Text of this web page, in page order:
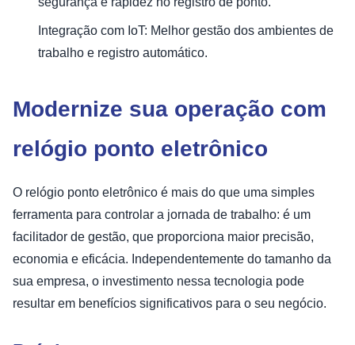
Integração com IoT: Melhor gestão dos ambientes de
trabalho e registro automático.
Modernize sua operação com
relógio ponto eletrônico
O relógio ponto eletrônico é mais do que uma simples
ferramenta para controlar a jornada de trabalho: é um
facilitador de gestão, que proporciona maior precisão,
economia e eficácia. Independentemente do tamanho da
sua empresa, o investimento nessa tecnologia pode
resultar em benefícios significativos para o seu negócio.